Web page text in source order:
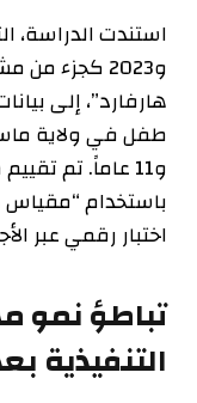
و2023 كجزء
و11 عاماً. تم
باستخدام “مقياس
اختبار رقمي عبر
تباطؤ نمو
التنفيذية